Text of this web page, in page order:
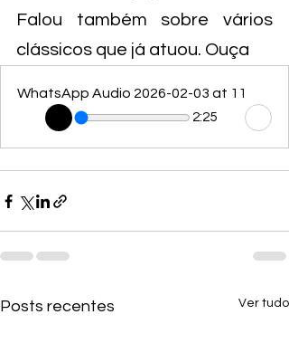
Falou também sobre vários
clássicos que já atuou. Ouça
WhatsApp Audio 2026-02-03 at 11
2:25
Posts recentes Ver tudo